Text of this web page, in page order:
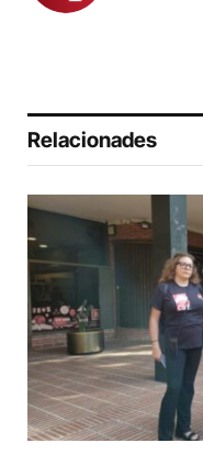
Relacionades